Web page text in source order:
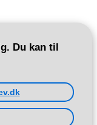
Du kan til